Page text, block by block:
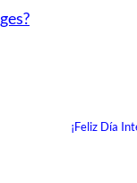
¡Feliz Día